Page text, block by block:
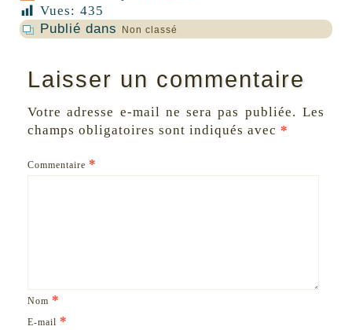
Vues: 435
Publié dans
Non classé
Laisser un commentaire
Votre adresse e-mail ne sera pas publiée. Les
champs obligatoires sont indiqués avec *
Commentaire *
Nom *
E-mail *